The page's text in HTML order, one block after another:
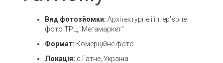
Вид фотозйомки: Архітектурне і інтер'єрне
фото ТРЦ "Мегамаркет"
Формат: Комерційне фото
Локація: с.Гатне, Україна